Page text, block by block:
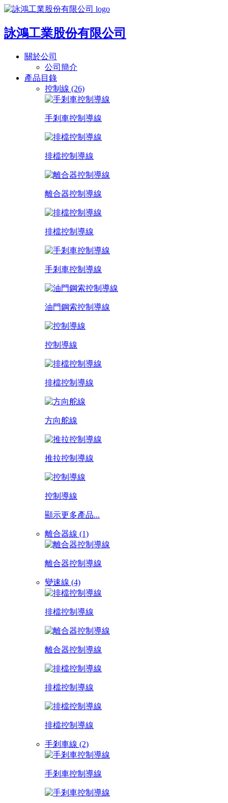
詠鴻工業股份有限公司
關於公司
公司簡介
產品目錄
控制線 (26)
手剎車控制導線
排檔控制導線
離合器控制導線
排檔控制導線
手剎車控制導線
油門鋼索控制導線
控制導線
排檔控制導線
方向舵線
推拉控制導線
控制導線
顯示更多產品...
離合器線 (1)
離合器控制導線
變速線 (4)
排檔控制導線
離合器控制導線
排檔控制導線
排檔控制導線
手剎車線 (2)
手剎車控制導線